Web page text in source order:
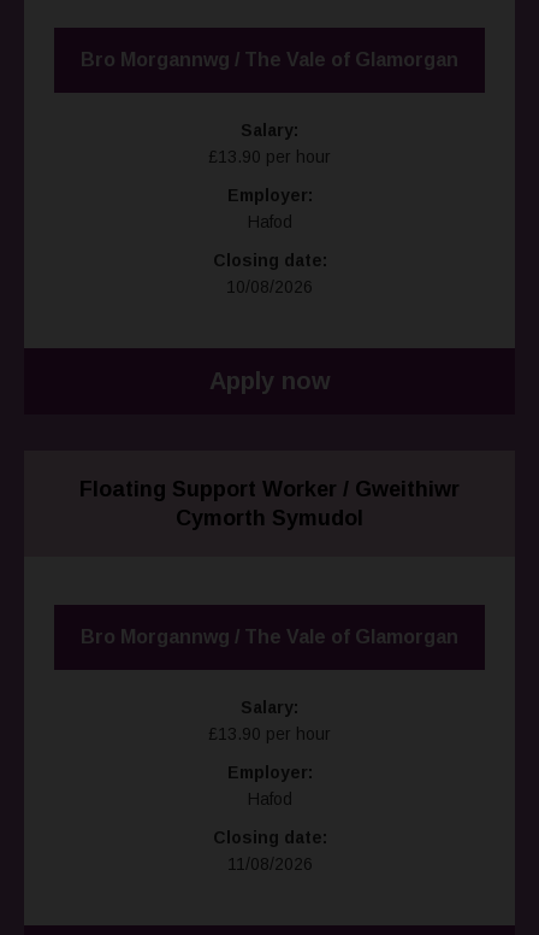
Bro Morgannwg / The Vale of Glamorgan
Salary:
£13.90 per hour
Employer:
Hafod
Closing date:
10/08/2026
Apply now
Floating Support Worker / Gweithiwr
Cymorth Symudol
Bro Morgannwg / The Vale of Glamorgan
Salary:
£13.90 per hour
Employer:
Hafod
Closing date:
11/08/2026